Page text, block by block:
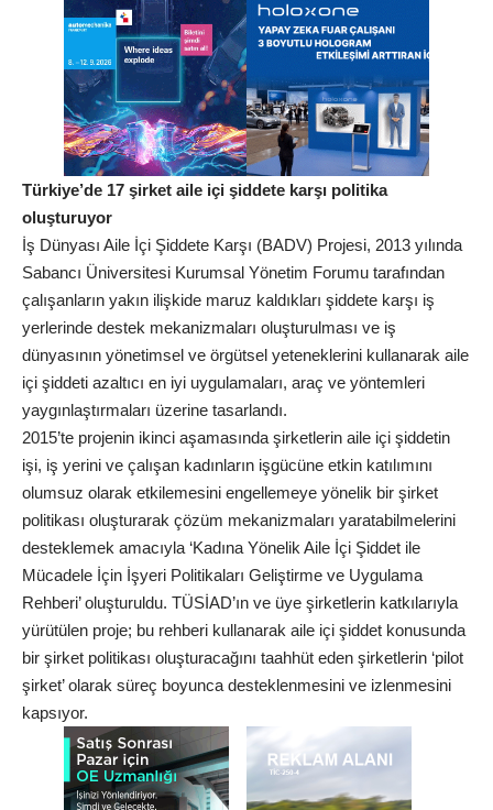
Türkiye’de 17 şirket aile içi şiddete karşı politika
oluşturuyor
İş Dünyası Aile İçi Şiddete Karşı (BADV) Projesi, 2013 yılında
Sabancı Üniversitesi Kurumsal Yönetim Forumu tarafından
çalışanların yakın ilişkide maruz kaldıkları şiddete karşı iş
yerlerinde destek mekanizmaları oluşturulması ve iş
dünyasının yönetimsel ve örgütsel yeteneklerini kullanarak aile
içi şiddeti azaltıcı en iyi uygulamaları, araç ve yöntemleri
yaygınlaştırmaları üzerine tasarlandı.
2015’te projenin ikinci aşamasında şirketlerin aile içi şiddetin
işi, iş yerini ve çalışan kadınların işgücüne etkin katılımını
olumsuz olarak etkilemesini engellemeye yönelik bir şirket
politikası oluşturarak çözüm mekanizmaları yaratabilmelerini
desteklemek amacıyla ‘Kadına Yönelik Aile İçi Şiddet ile
Mücadele İçin İşyeri Politikaları Geliştirme ve Uygulama
Rehberi’ oluşturuldu. TÜSİAD’ın ve üye şirketlerin katkılarıyla
yürütülen proje; bu rehberi kullanarak aile içi şiddet konusunda
bir şirket politikası oluşturacağını taahhüt eden şirketlerin ‘pilot
şirket’ olarak süreç boyunca desteklenmesini ve izlenmesini
kapsıyor.